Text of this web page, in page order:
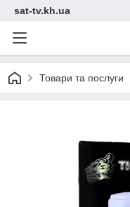
sat-tv.kh.ua
Товари та послуги